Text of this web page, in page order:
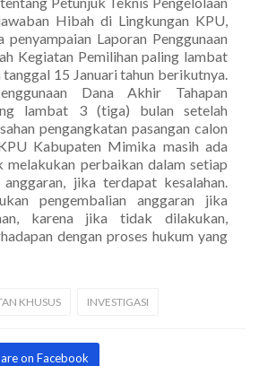
Hibah di Lingkungan KPU,
Laporan Penggunaan
Kegiatan Pemilihan paling lambat
15 Januari tahun berikutnya.
Dana Akhir Tahapan
lambat 3 (tiga) bulan setelah
pengangkatan pasangan calon
Kabupaten Mimika masih ada
melakukan perbaikan dalam setiap
jika terdapat kesalahan.
pengembalian anggaran jika
karena jika tidak dilakukan,
dengan proses hukum yang
KHUSUS INVESTIGASI
on Facebook